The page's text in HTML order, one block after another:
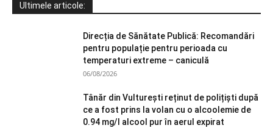
Ultimele articole:
Direcția de Sănătate Publică: Recomandări
pentru populație pentru perioada cu
temperaturi extreme – caniculă
06/08/2026
Tânăr din Vulturești reținut de polițiști după
ce a fost prins la volan cu o alcoolemie de
0.94 mg/l alcool pur în aerul expirat